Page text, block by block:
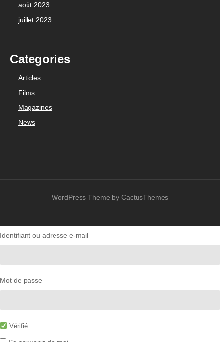
août 2023
juillet 2023
Categories
Articles
Films
Magazines
News
WordPress Theme by CactusThemes
Identifiant ou adresse e-mail
Mot de passe
Vérifié